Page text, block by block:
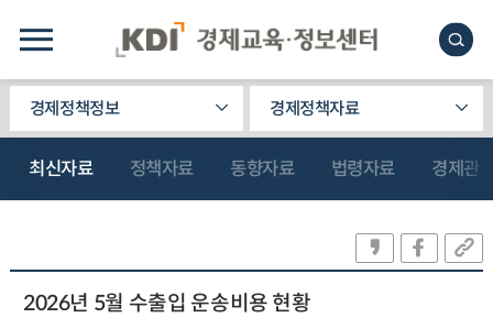
경제정책정보 경제정책자료
최신자료 정책자료 동향자료 법령자료 경제관
2026년 5월 수출입 운송비용 현황